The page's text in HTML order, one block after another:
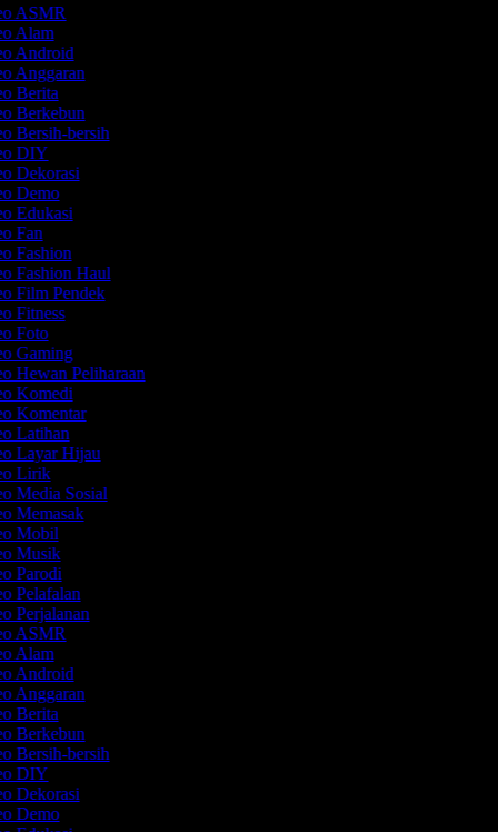
ASMR
Alam
Android
Anggaran
Berita
Berkebun
Bersih-bersih
DIY
Dekorasi
Demo
Edukasi
Fan
Fashion
Fashion Haul
Film Pendek
Fitness
Foto
Gaming
Hewan Peliharaan
Komedi
Komentar
Latihan
Layar Hijau
Lirik
Media Sosial
Memasak
Mobil
Musik
Parodi
Pelafalan
Perjalanan
ASMR
Alam
Android
Anggaran
Berita
Berkebun
Bersih-bersih
DIY
Dekorasi
Demo